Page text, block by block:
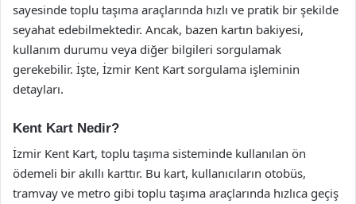
sayesinde toplu taşıma araçlarında hızlı ve pratik bir şekilde
seyahat edebilmektedir. Ancak, bazen kartın bakiyesi,
kullanım durumu veya diğer bilgileri sorgulamak
gerekebilir. İşte, İzmir Kent Kart sorgulama işleminin
detayları.
Kent Kart Nedir?
İzmir Kent Kart, toplu taşıma sisteminde kullanılan ön
ödemeli bir akıllı karttır. Bu kart, kullanıcıların otobüs,
tramvay ve metro gibi toplu taşıma araçlarında hızlıca geçiş